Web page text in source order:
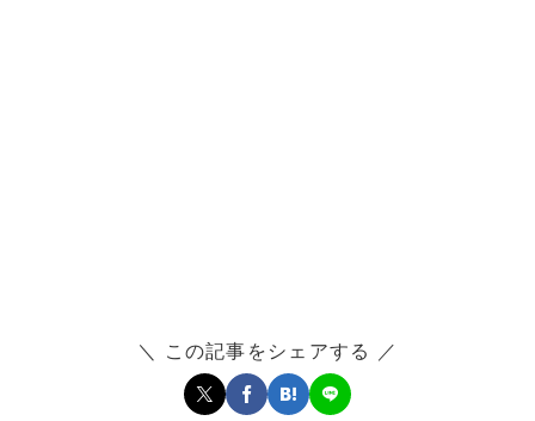
＼ この記事をシェアする ／